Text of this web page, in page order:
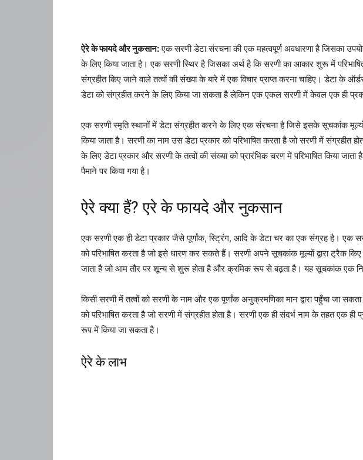
ऐरे के फायदे और नुकसान:एक सरणी डेटा संरचना की एक महत्वपूर्ण अवधारणा है जिसका
के लिए किया जाता है। एक सरणी स्थिर है जिसका अर्थ है कि सरणी का आकार शुरू में
संग्रहीत किए जाने वाले तत्वों की संख्या के बारे में एक विचार प्राप्त करना चाहिए। डेटा
डेटा को संग्रहीत करने के लिए किया जा सकता है लेकिन एक एकल सरणी में केवल एक ही
एक सरणी स्मृति स्थानों में डेटा संग्रहीत करने के लिए एक संरचना है जिसे इसके सूचकांक
किया जाता है। सरणी का नाम उस डेटा प्रकार को परिभाषित करता है जो सरणी में
के लिए डेटा प्रकार और सरणी के तत्वों की संख्या को प्रारंभिक चरण में परिभाषित किया
पैमाने पर किया गया है।
ऐरे क्या हैं? एरे के फायदे और नुकसान
एक सरणी एक ही डेटा प्रकार जैसे पूर्णांक, स्ट्रिंग, आदि के डेटा चर का एक संग्रह है। एक
को परिभाषित करता है जो इसे धारण कर सकते हैं। सरणी अपने सूचकांक मूल्यों द्वारा ट्रैक
जाता है जो आम तौर पर शून्य से शुरू होता है और क्रमिक रूप से बढ़ता है। यह सूचकांक एक
किसी सरणी में तत्वों को सरणी के नाम और एक पूर्णांक अनुक्रमणिका मान द्वारा पहुँचा जा
को परिभाषित करता है जो सरणी में संग्रहीत होता है। सरणी एक ही संदर्भ नाम के तहत
रूप में किया जा सकता है।
ऐरे के लाभ